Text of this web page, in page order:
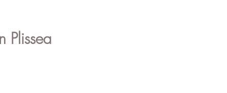
Plissea